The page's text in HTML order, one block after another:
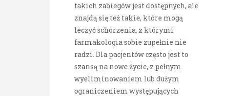
takich zabiegów jest dostępnych, ale
znajdą się też takie, które mogą
leczyć schorzenia, z którymi
farmakologia sobie zupełnie nie
radzi. Dla pacjentów często jest to
szansą na nowe życie, z pełnym
wyeliminowaniem lub dużym
ograniczeniem występujących